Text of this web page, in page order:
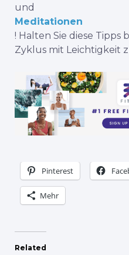
und
Meditationen
! Halten Sie diese
Zyklus mit Leichtigkeit
Pinterest
Mehr
Related